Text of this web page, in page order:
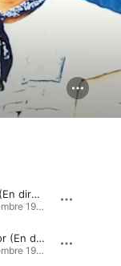
Sábado a la noche (En directo, Las Ventas 7 septiembre 1993)
En las Ventas 7 septiembre 1993 (En directo) · 2020
Salud, dinero y amor (En directo, Las Ventas 7 septiembre 1993)
En las Ventas 7 septiembre 1993 (En directo) · 2020